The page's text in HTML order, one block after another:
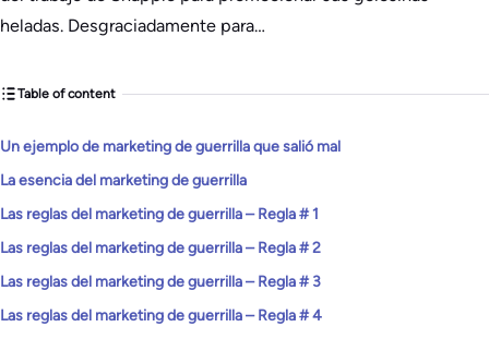
heladas. Desgraciadamente para…
Table of content
Un ejemplo de marketing de guerrilla que salió mal
La esencia del marketing de guerrilla
Las reglas del marketing de guerrilla – Regla # 1
Las reglas del marketing de guerrilla – Regla # 2
Las reglas del marketing de guerrilla – Regla # 3
Las reglas del marketing de guerrilla – Regla # 4